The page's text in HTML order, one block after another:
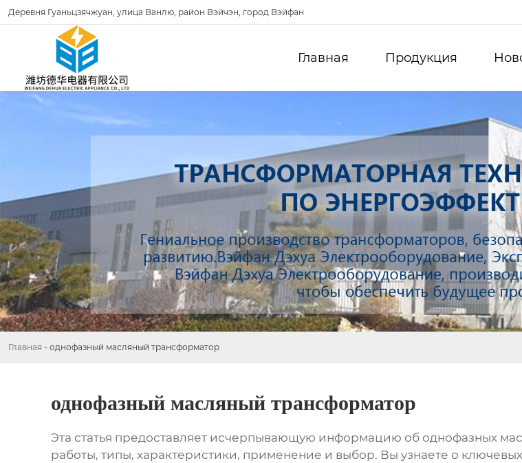
Деревня Гуаньцзячжуан, улица Ванлю, район Вэйчэн, город Вэйфан
Главная Продукция
Главная - однофазный масляный трансформатор
однофазный масляный трансформатор
Эта статья предоставляет исчерпывающую информацию об однофазных
работы, типы, характеристики, применение и выбор. Вы узнаете о